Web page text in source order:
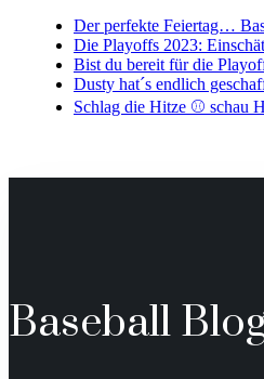
Der perfekte Feiertag…
Die Playoffs 2023:
Bist du bereit für die
Dusty hat´s endlich
Schlag die Hitze ⚾️ schau
Baseball